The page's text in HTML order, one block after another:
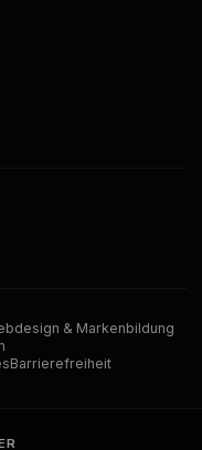
& Markenbildung
Barrierefreiheit